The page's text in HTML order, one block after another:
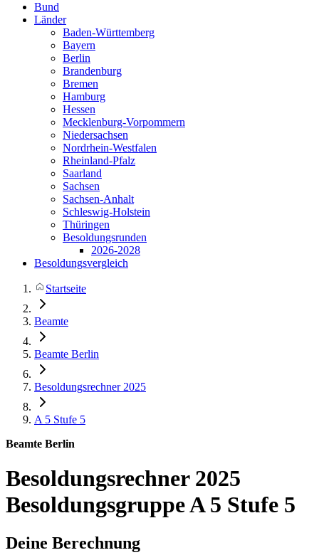
Bund
Länder
Baden-Württemberg
Bayern
Berlin
Brandenburg
Bremen
Hamburg
Hessen
Mecklenburg-Vorpommern
Niedersachsen
Nordrhein-Westfalen
Rheinland-Pfalz
Saarland
Sachsen
Sachsen-Anhalt
Schleswig-Holstein
Thüringen
Besoldungsrunden
2026-2028
Besoldungsvergleich
Startseite
Beamte
Beamte Berlin
Besoldungsrechner 2025
A 5 Stufe 5
Beamte Berlin
Besoldungsrechner 2025
Besoldungsgruppe A 5 Stufe 5
Deine Berechnung